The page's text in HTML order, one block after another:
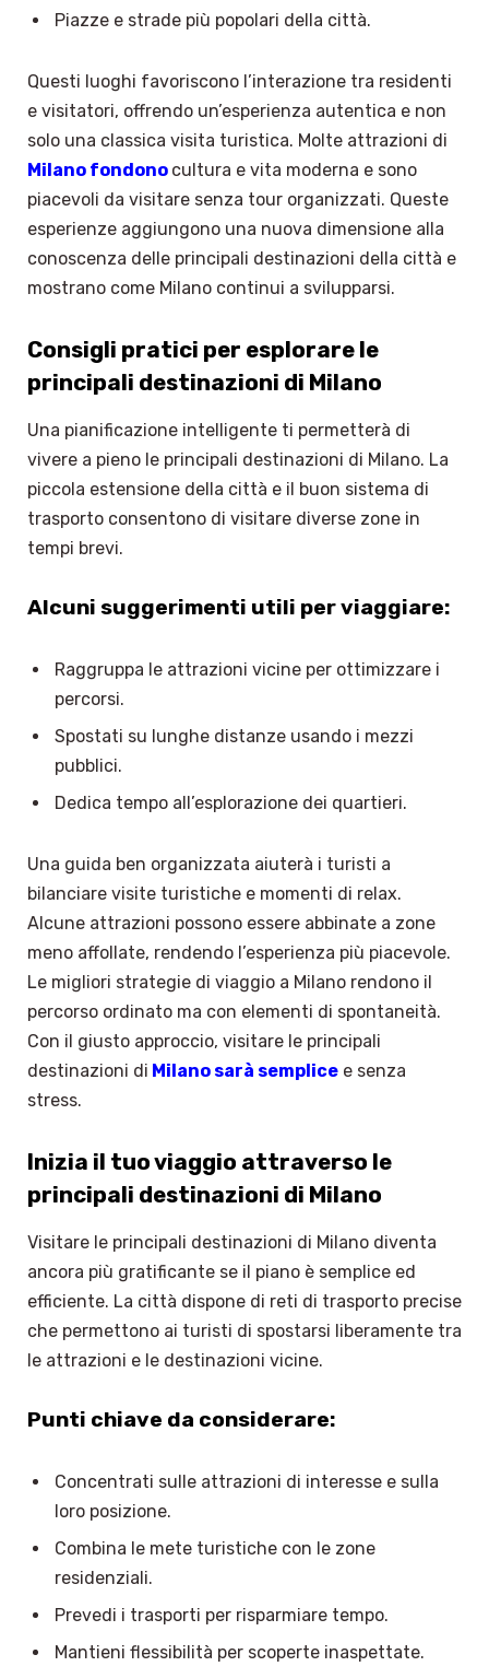
Piazze e strade più popolari della città.
Questi luoghi favoriscono l’interazione tra residenti
e visitatori, offrendo un’esperienza autentica e non
solo una classica visita turistica. Molte attrazioni di
Milano fondono cultura e vita moderna e sono
piacevoli da visitare senza tour organizzati. Queste
esperienze aggiungono una nuova dimensione alla
conoscenza delle principali destinazioni della città e
mostrano come Milano continui a svilupparsi.
Consigli pratici per esplorare le
principali destinazioni di Milano
Una pianificazione intelligente ti permetterà di
vivere a pieno le principali destinazioni di Milano. La
piccola estensione della città e il buon sistema di
trasporto consentono di visitare diverse zone in
tempi brevi.
Alcuni suggerimenti utili per viaggiare:
Raggruppa le attrazioni vicine per ottimizzare i
percorsi.
Spostati su lunghe distanze usando i mezzi
pubblici.
Dedica tempo all’esplorazione dei quartieri.
Una guida ben organizzata aiuterà i turisti a
bilanciare visite turistiche e momenti di relax.
Alcune attrazioni possono essere abbinate a zone
meno affollate, rendendo l’esperienza più piacevole.
Le migliori strategie di viaggio a Milano rendono il
percorso ordinato ma con elementi di spontaneità.
Con il giusto approccio, visitare le principali
destinazioni di Milano sarà semplice e senza
stress.
Inizia il tuo viaggio attraverso le
principali destinazioni di Milano
Visitare le principali destinazioni di Milano diventa
ancora più gratificante se il piano è semplice ed
efficiente. La città dispone di reti di trasporto precise
che permettono ai turisti di spostarsi liberamente tra
le attrazioni e le destinazioni vicine.
Punti chiave da considerare:
Concentrati sulle attrazioni di interesse e sulla
loro posizione.
Combina le mete turistiche con le zone
residenziali.
Prevedi i trasporti per risparmiare tempo.
Mantieni flessibilità per scoperte inaspettate.